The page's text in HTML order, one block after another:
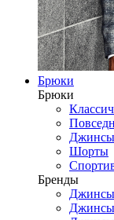
Брюки
Брюки
Джинсы
Шорты
Бренды